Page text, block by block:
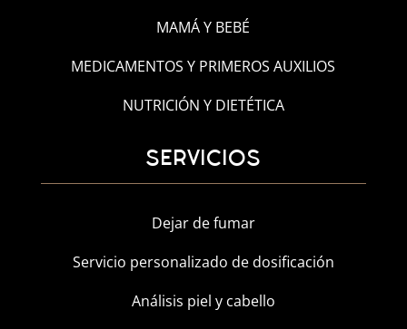
MAMÁ Y BEBÉ
MEDICAMENTOS Y PRIMEROS AUXILIOS
NUTRICIÓN Y DIETÉTICA
SERVICIOS
Dejar de fumar
Servicio personalizado de dosificación
Análisis piel y cabello